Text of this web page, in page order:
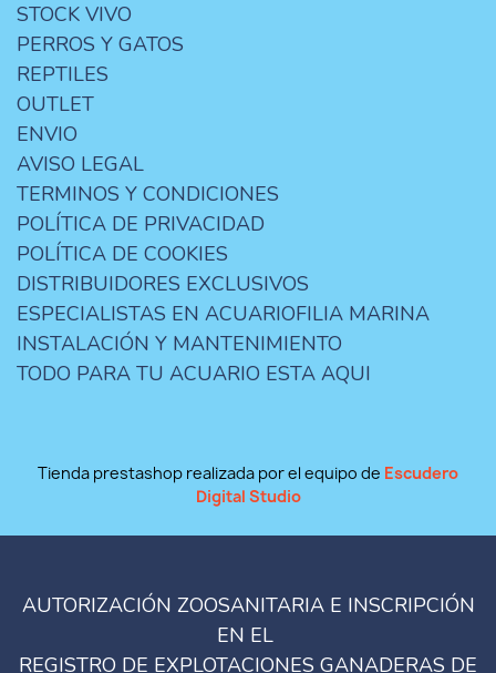
STOCK VIVO
PERROS Y GATOS
REPTILES
OUTLET
ENVIO
AVISO LEGAL
TERMINOS Y CONDICIONES
POLÍTICA DE PRIVACIDAD
POLÍTICA DE COOKIES
DISTRIBUIDORES EXCLUSIVOS
ESPECIALISTAS EN ACUARIOFILIA MARINA
INSTALACIÓN Y MANTENIMIENTO
TODO PARA TU ACUARIO ESTA AQUI
Tienda prestashop realizada por el equipo de Escudero
Digital Studio
AUTORIZACIÓN ZOOSANITARIA E INSCRIPCIÓN
EN EL
REGISTRO DE EXPLOTACIONES GANADERAS DE